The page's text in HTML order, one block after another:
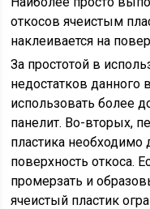
откосов ячеистым
наклеивается на
За простотой в
недостатков
использовать более
панелит. Во-вторых,
пластика необходимо
поверхность откоса.
промерзать и
ячеистый пластик